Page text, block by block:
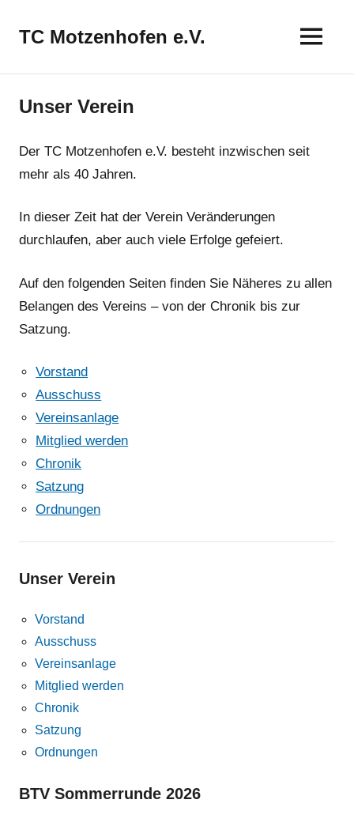
InhaltTC Motzenhofen e.V.
Unser Verein
Der TC Motzenhofen e.V. besteht inzwischen seit
mehr als 40 Jahren.
In dieser Zeit hat der Verein Veränderungen
durchlaufen, aber auch viele Erfolge gefeiert.
Auf den folgenden Seiten finden Sie Näheres zu allen
Belangen des Vereins – von der Chronik bis zur
Satzung.
Vorstand
Ausschuss
Vereinsanlage
Mitglied werden
Chronik
Satzung
Ordnungen
Unser Verein
Vorstand
Ausschuss
Vereinsanlage
Mitglied werden
Chronik
Satzung
Ordnungen
BTV Sommerrunde 2026